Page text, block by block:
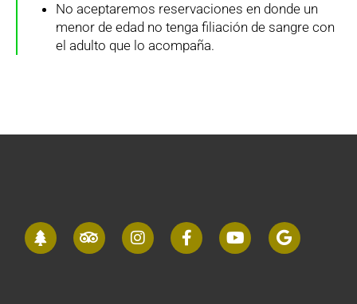
No aceptaremos reservaciones en donde un
menor de edad no tenga filiación de sangre con
el adulto que lo acompaña.